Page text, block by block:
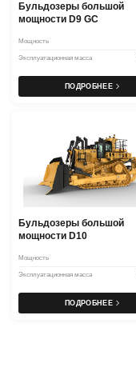
Бульдозеры большой
мощности D9 GC
Мощность
Эксплуатационная масса
ПОДРОБНЕЕ
Бульдозеры большой
мощности D10
Мощность
Эксплуатационная масса
ПОДРОБНЕЕ